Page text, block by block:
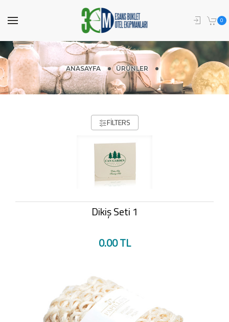
0
ANASAYFA ÜRÜNLER
FILTERS
Dikiş Seti 1
0.00 TL